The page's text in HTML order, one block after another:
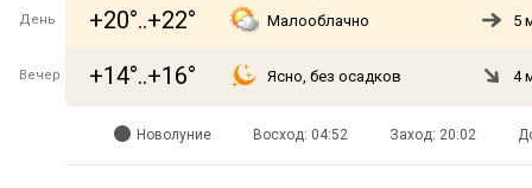
День +20°..+22° Малооблачно 5
Вечер +14°..+16° Ясно, без осадков 4
Новолуние Восход: 04:52 Заход: 20:02